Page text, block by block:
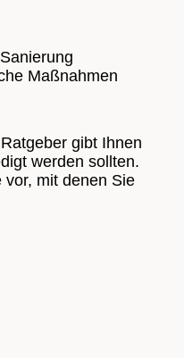
Maßnahmen
gibt Ihnen
werden sollten.
mit denen Sie